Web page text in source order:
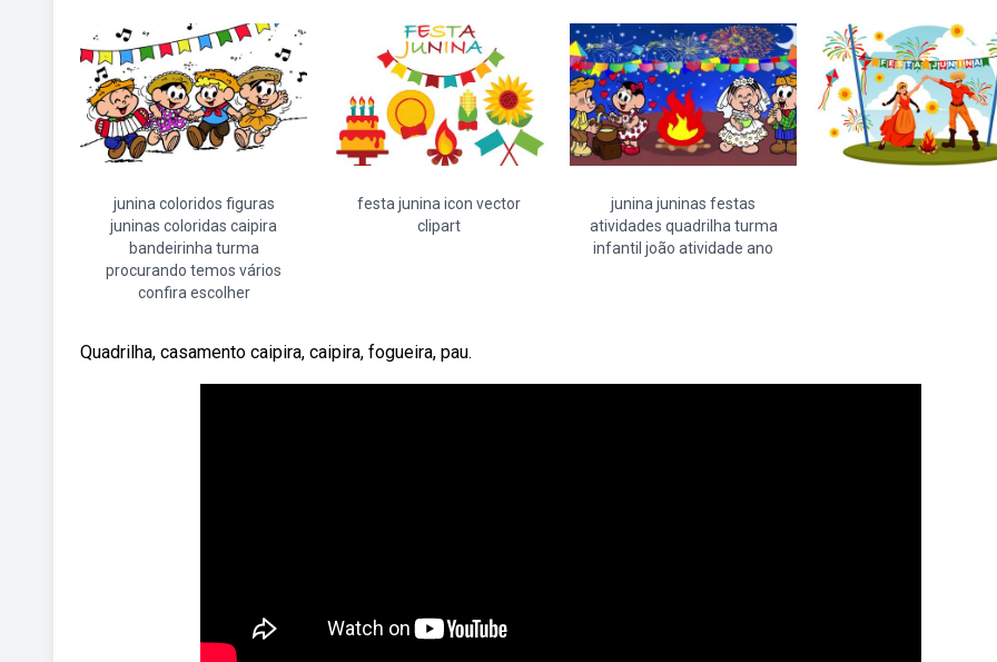
junina coloridos figuras
juninas coloridas caipira
bandeirinha turma
procurando temos vários
confira escolher
festa junina icon vector
clipart
junina juninas festas
atividades quadrilha turma
infantil joão atividade ano
Quadrilha, casamento caipira, caipira, fogueira, pau.